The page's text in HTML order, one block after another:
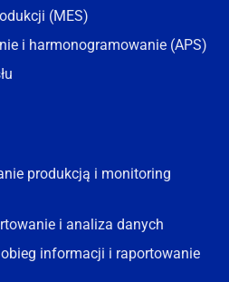
(MES)
i harmonogramowanie (APS)
produkcją i monitoring
i analiza danych
informacji i raportowanie